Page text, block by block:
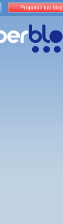
Proponi il tuo blog